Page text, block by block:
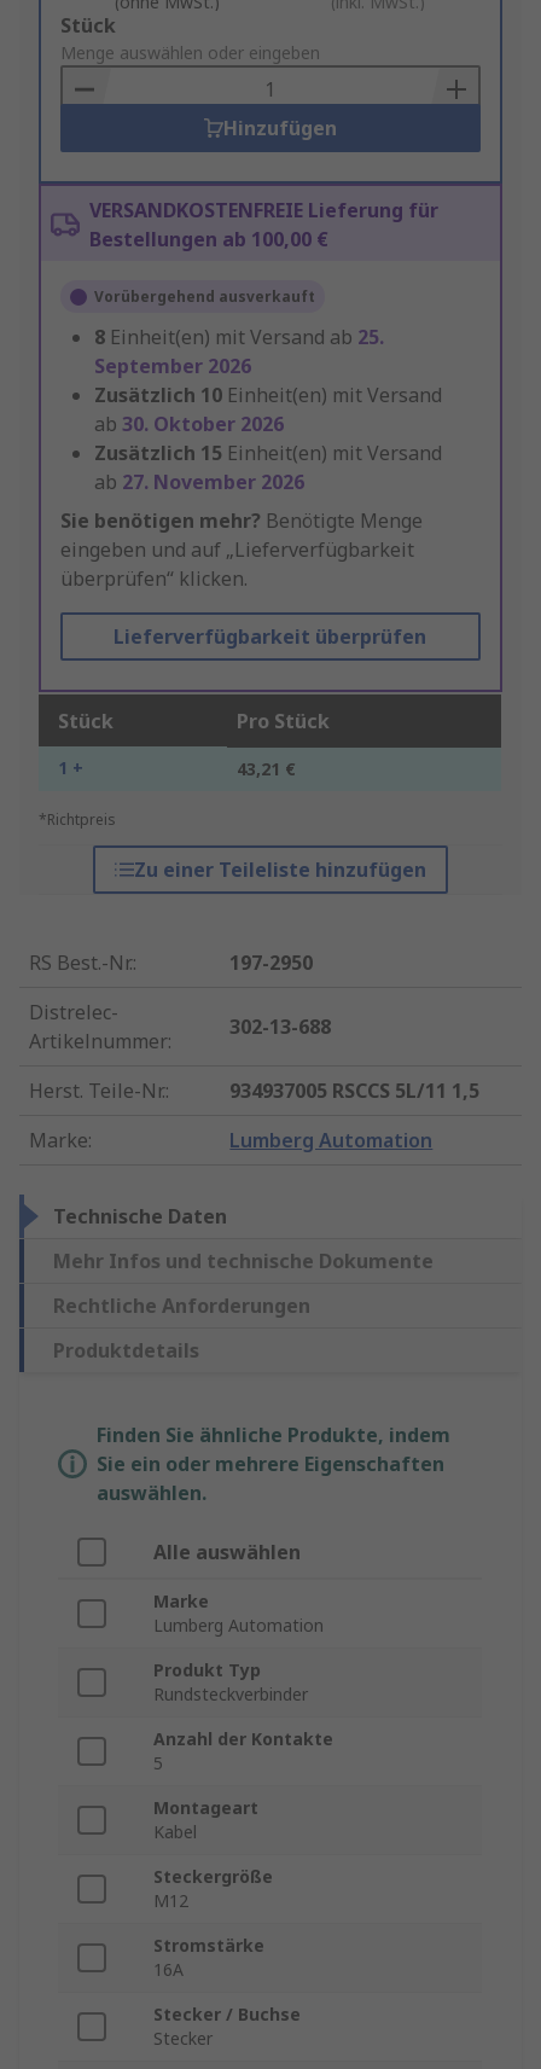
Add
to
Basket
Stück
Menge auswählen oder eingeben
Hinzufügen
VERSANDKOSTENFREIE Lieferung für
Bestellungen ab 100,00 €
Vorübergehend ausverkauft
8 Einheit(en) mit Versand ab 25.
September 2026
Zusätzlich 10 Einheit(en) mit Versand
ab 30. Oktober 2026
Zusätzlich 15 Einheit(en) mit Versand
ab 27. November 2026
Sie benötigen mehr? Benötigte Menge
eingeben und auf „Lieferverfügbarkeit
überprüfen“ klicken.
Lieferverfügbarkeit überprüfen
Stück Pro Stück
1 + 43,21 €
*Richtpreis
Zu einer Teileliste hinzufügen
RS Best.-Nr.:
197-2950
Distrelec-
Artikelnummer:
302-13-688
Herst. Teile-Nr.:
934937005 RSCCS 5L/11 1,5
Marke: Lumberg Automation
Technische Daten
Mehr Infos und technische Dokumente
Rechtliche Anforderungen
Produktdetails
Finden Sie ähnliche Produkte, indem
Sie ein oder mehrere Eigenschaften
auswählen.
Alle auswählen
Marke
Lumberg Automation
Produkt Typ
Rundsteckverbinder
Anzahl der Kontakte
5
Montageart
Kabel
Steckergröße
M12
Stromstärke
16A
Stecker / Buchse
Stecker